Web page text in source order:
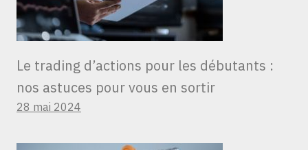
Le trading d’actions pour les débutants :
nos astuces pour vous en sortir
28 mai 2024